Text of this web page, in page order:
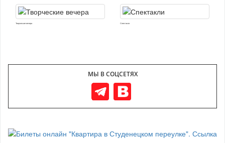
Творческие вечера Спектакли
МЫ В СОЦСЕТЯХ